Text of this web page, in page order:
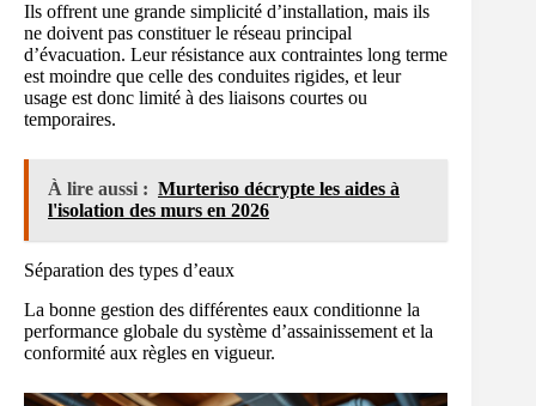
Ils offrent une grande simplicité d’installation, mais ils
ne doivent pas constituer le réseau principal
d’évacuation. Leur résistance aux contraintes long terme
est moindre que celle des conduites rigides, et leur
usage est donc limité à des liaisons courtes ou
temporaires.
À lire aussi : Murteriso décrypte les aides à
l'isolation des murs en 2026
Séparation des types d’eaux
La bonne gestion des différentes eaux conditionne la
performance globale du système d’assainissement et la
conformité aux règles en vigueur.